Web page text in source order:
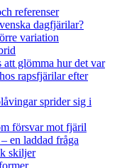
referenser
dagfjärilar?
variation
att glömma hur det var
rapsfjärilar efter
sprider sig i
försvar mot fjäril
en laddad fråga
skiljer